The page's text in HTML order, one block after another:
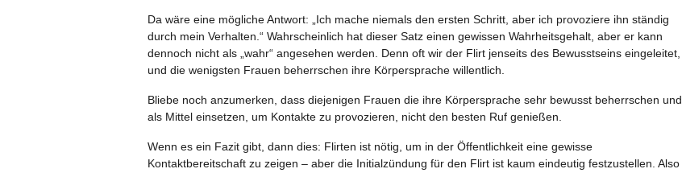
Da wäre eine mögliche Antwort: „Ich mache niemals den ersten Schritt, aber ich provoziere ihn ständig
durch mein Verhalten.“ Wahrscheinlich hat dieser Satz einen gewissen Wahrheitsgehalt, aber er kann
dennoch nicht als „wahr“ angesehen werden. Denn oft wir der Flirt jenseits des Bewusstseins eingeleitet,
und die wenigsten Frauen beherrschen ihre Körpersprache willentlich.
Bliebe noch anzumerken, dass diejenigen Frauen die ihre Körpersprache sehr bewusst beherrschen und
als Mittel einsetzen, um Kontakte zu provozieren, nicht den besten Ruf genießen.
Wenn es ein Fazit gibt, dann dies: Flirten ist nötig, um in der Öffentlichkeit eine gewisse
Kontaktbereitschaft zu zeigen – aber die Initialzündung für den Flirt ist kaum eindeutig festzustellen. Also